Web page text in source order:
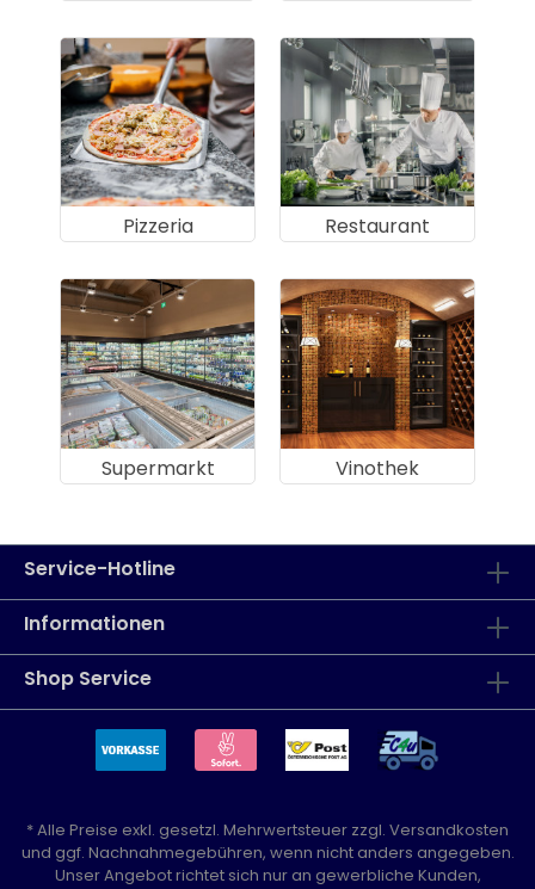
Pizzeria Restaurant
Supermarkt Vinothek
Service-Hotline
Informationen
Shop Service
* Alle Preise exkl. gesetzl. Mehrwertsteuer zzgl. Versandkosten
und ggf. Nachnahmegebühren, wenn nicht anders angegeben.
Unser Angebot richtet sich nur an gewerbliche Kunden,